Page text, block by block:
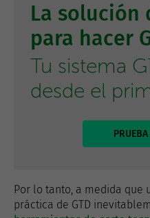
La solución
para hacer
Tu sistema
desde el
Por lo tanto, a medida que
práctica de GTD